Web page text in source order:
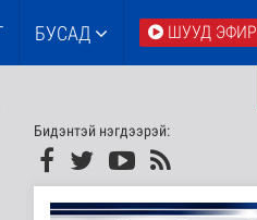
БУСАД ШУУД ЭФИР
Бидэнтэй нэгдээрэй: